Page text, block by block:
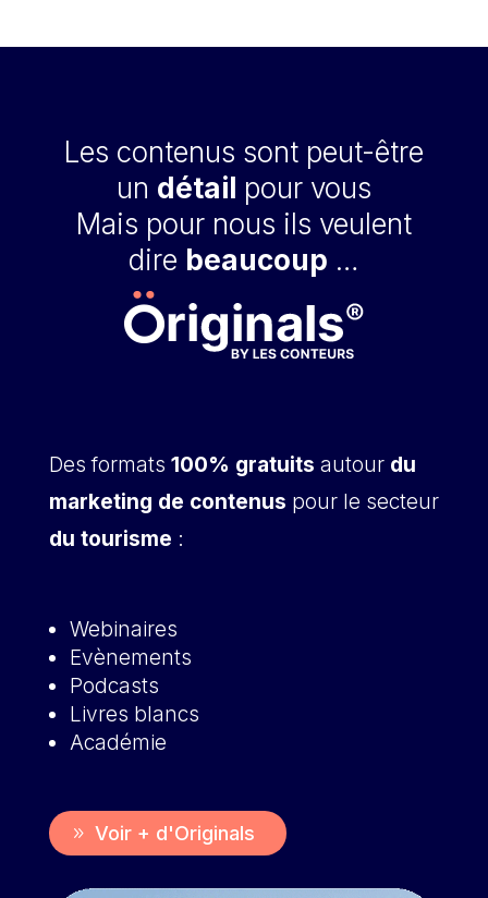
Les contenus sont peut-être
un détail pour vous
Mais pour nous ils veulent
dire beaucoup …
Des formats 100% gratuits autour du
marketing de contenus pour le secteur
du tourisme :
Webinaires
Evènements
Podcasts
Livres blancs
Académie
Voir + d'Originals